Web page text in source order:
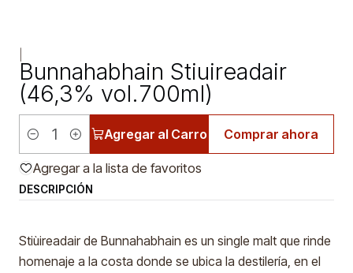
Bunnahabhain Stiuireadair
(46,3% vol.700ml)
Cantidad
Agregar al Carro Comprar ahora
Agregar a la lista de favoritos
DESCRIPCIÓN
Stiùireadair de Bunnahabhain es un single malt que rinde
homenaje a la costa donde se ubica la destilería, en el